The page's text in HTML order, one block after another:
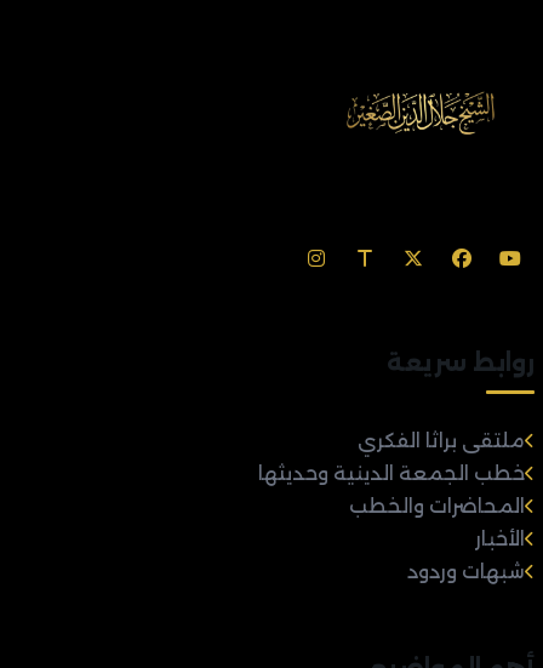
روابط سريعة
ملتقى براثا الفكري
خطب الجمعة الدينية وحديثها
المحاضرات والخطب
الأخبار
شبهات وردود